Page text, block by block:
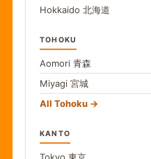
Hokkaido 北海道
TOHOKU
Aomori 青森
Miyagi 宮城
All Tohoku
KANTO